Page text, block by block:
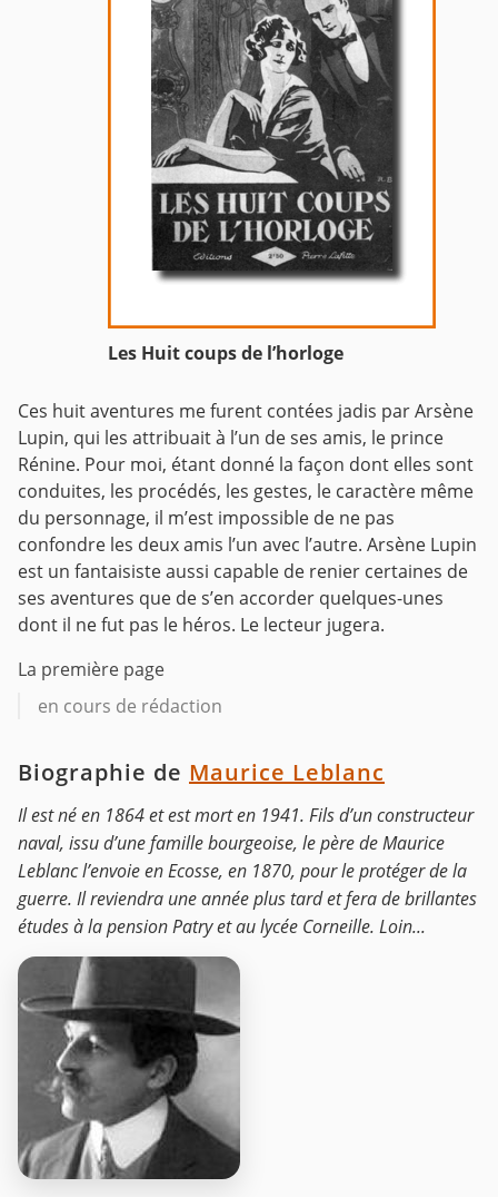
Les Huit coups de l’horloge
Ces huit aventures me furent contées jadis par Arsène
Lupin, qui les attribuait à l’un de ses amis, le prince
Rénine. Pour moi, étant donné la façon dont elles sont
conduites, les procédés, les gestes, le caractère même
du personnage, il m’est impossible de ne pas
confondre les deux amis l’un avec l’autre. Arsène Lupin
est un fantaisiste aussi capable de renier certaines de
ses aventures que de s’en accorder quelques-unes
dont il ne fut pas le héros. Le lecteur jugera.
La première page
en cours de rédaction
Biographie de Maurice Leblanc
Il est né en 1864 et est mort en 1941. Fils d’un constructeur
naval, issu d’une famille bourgeoise, le père de Maurice
Leblanc l’envoie en Ecosse, en 1870, pour le protéger de la
guerre. Il reviendra une année plus tard et fera de brillantes
études à la pension Patry et au lycée Corneille. Loin...